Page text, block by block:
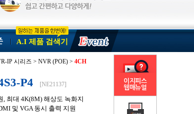
A.I 제품 검색기
IP 시리즈 > NVR (POE) > 4CH
P4 [NE21137]
, 최대 4K(8M) 해상도 녹화지
및 VGA 동시 출력 지원
이지피스
웹매뉴얼